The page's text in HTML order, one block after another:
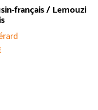
français / Lemouzi